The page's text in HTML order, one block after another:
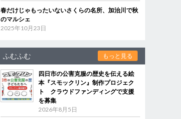
春だけじゃもったいないさくらの名所、加治川で秋
のマルシェ
2025年10月23日
ふむふむ もっと見る
四日市の公害克服の歴史を伝える絵
本『スモックリン』制作プロジェク
ト クラウドファンディングで支援
を募集
2026年8月5日